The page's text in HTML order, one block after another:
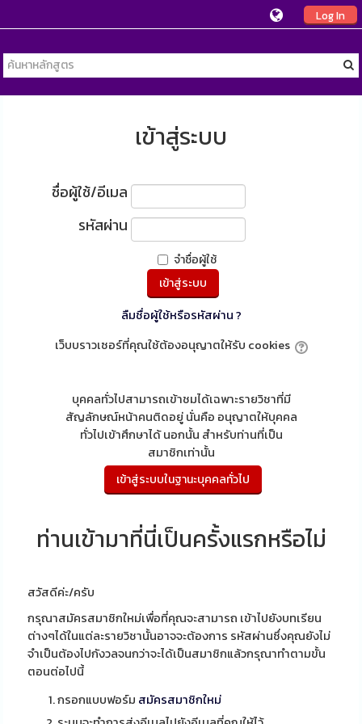
Log In
เข้าสู่ระบบ
ชื่อผู้ใช้/อีเมล
รหัสผ่าน
จำชื่อผู้ใช้
ลืมชื่อผู้ใช้หรือรหัสผ่าน ?
เว็บบราวเซอร์ที่คุณใช้ต้องอนุญาตให้รับ cookies
บุคคลทั่วไปสามารถเข้าชมได้เฉพาะรายวิชาที่มี
สัญลักษณ์หน้าคนติดอยู่ นั่นคือ อนุญาตให้บุคคล
ทั่วไปเข้าศึกษาได้ นอกนั้น สำหรับท่านที่เป็น
สมาชิกเท่านั้น
ท่านเข้ามาที่นี่เป็นครั้งแรกหรือไม่
สวัสดีค่ะ/ครับ
กรุณาสมัครสมาชิกใหม่เพื่อที่คุณจะสามารถ เข้าไปยังบทเรียน
ต่างๆได้ในแต่ละรายวิชานั้นอาจจะต้องการ รหัสผ่านซึ่งคุณยังไม่
จำเป็นต้องไปกังวลจนกว่าจะได้เป็นสมาชิกแล้วกรุณาทำตามขั้น
ตอนต่อไปนี้
กรอกแบบฟอร์ม สมัครสมาชิกใหม่